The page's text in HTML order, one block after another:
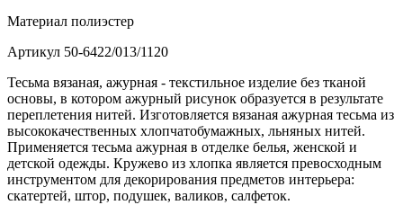
Материал полиэстер
Артикул 50-6422/013/1120
Тесьма вязаная, ажурная - текстильное изделие без тканой
основы, в котором ажурный рисунок образуется в результате
переплетения нитей. Изготовляется вязаная ажурная тесьма из
высококачественных хлопчатобумажных, льняных нитей.
Применяется тесьма ажурная в отделке белья, женской и
детской одежды. Кружево из хлопка является превосходным
инструментом для декорирования предметов интерьера:
скатертей, штор, подушек, валиков, салфеток.